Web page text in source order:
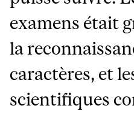
examens était
la
caractères, et
scientifiques